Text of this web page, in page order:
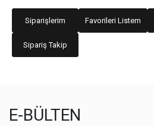
Siparişlerim Favorileri Listem
Sipariş Takip
E-BÜLTEN